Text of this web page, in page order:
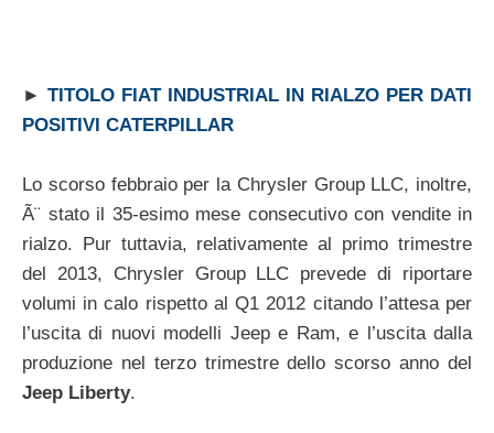
► TITOLO FIAT INDUSTRIAL IN RIALZO PER DATI
POSITIVI CATERPILLAR
Lo scorso febbraio per la Chrysler Group LLC, inoltre,
Ã¨ stato il 35-esimo mese consecutivo con vendite in
rialzo. Pur tuttavia, relativamente al primo trimestre
del 2013, Chrysler Group LLC prevede di riportare
volumi in calo rispetto al Q1 2012 citando l’attesa per
l’uscita di nuovi modelli Jeep e Ram, e l’uscita dalla
produzione nel terzo trimestre dello scorso anno del
Jeep Liberty.